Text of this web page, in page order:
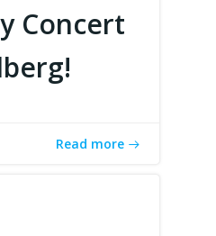
Concert
Read more